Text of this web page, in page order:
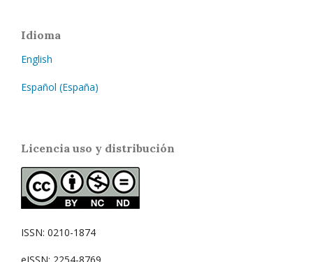
Idioma
English
Español (España)
Licencia uso y distribución
ISSN: 0210-1874